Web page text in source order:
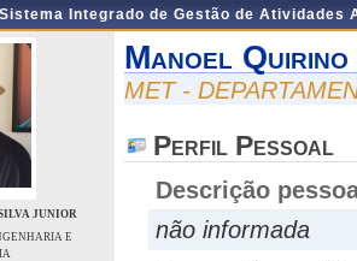
Integrado de Gestão de Atividades
JUNIOR
E
Manoel
MET -
Perfil Pessoal
Descrição
não informada